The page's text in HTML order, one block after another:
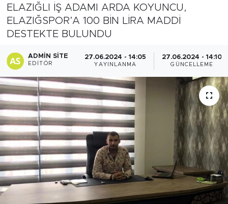
ELAZIĞLI İŞ ADAMI ARDA KOYUNCU,
ELAZIĞSPOR’A 100 BİN LİRA MADDİ
DESTEKTE BULUNDU
ADMIN SITE
EDITÖR
27.06.2024 - 14:05
YAYINLANMA
27.06.2024 - 14:10
GÜNCELLEME
Adaklı-Kiğı
Siyaset
Spor
Yaşam
Sağlık
Eğitim
Tüm Manşetler